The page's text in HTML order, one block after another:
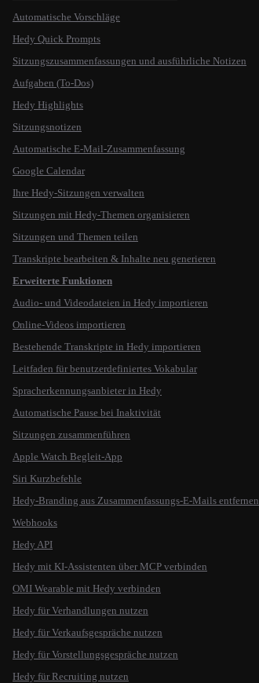
Automatische Vorschläge
Hedy Quick Prompts
Sitzungszusammenfassungen und ausführliche Notizen
Aufgaben (To-Dos)
Hedy Highlights
Sitzungsnotizen
Automatische E-Mail-Zusammenfassung
Google Calendar
Ihre Hedy-Sitzungen verwalten
Sitzungen mit Hedy-Themen organisieren
Sitzungen und Themen teilen
Transkripte bearbeiten & Inhalte neu generieren
Erweiterte Funktionen
Audio- und Videodateien in Hedy importieren
Online-Videos importieren
Bestehende Transkripte in Hedy importieren
Leitfaden für benutzerdefiniertes Vokabular
Spracherkennungsanbieter in Hedy
Automatische Pause bei Inaktivität
Sitzungen zusammenführen
Apple Watch Begleit-App
Siri Kurzbefehle
Hedy-Branding aus Zusammenfassungs-E-Mails entfernen
Webhooks
Hedy API
Hedy mit KI-Assistenten über MCP verbinden
OMI Wearable mit Hedy verbinden
Hedy für Verhandlungen nutzen
Hedy für Verkaufsgespräche nutzen
Hedy für Vorstellungsgespräche nutzen
Hedy für Recruiting nutzen